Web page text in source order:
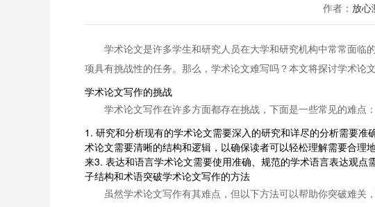
作者： 放心
学术论文是许多学生和研究人员在大学和研究机构中常常面
项具有挑战性的任务。那么，学术论文难写吗？本文将探讨学术论
学术论文写作的挑战
学术论文写作在许多方面都存在挑战，下面是一些常见的难点：
1. 研究和分析现有的学术论文需要深入的研究和详尽的分析需要
术论文需要清晰的结构和逻辑，以确保读者可以轻松理解需要合
来3. 表达和语言学术论文需要使用准确、规范的学术语言表达观
子结构和术语突破学术论文写作的方法
虽然学术论文写作有其难点，但以下方法可以帮助你突破难关